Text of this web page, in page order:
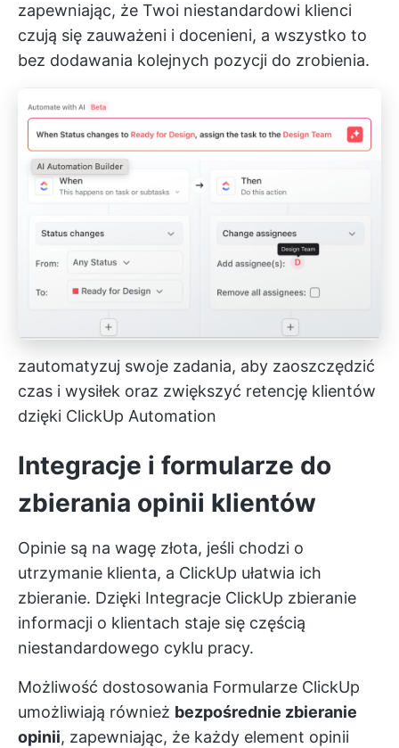
zapewniając, że Twoi niestandardowi klienci
czują się zauważeni i docenieni, a wszystko to
bez dodawania kolejnych pozycji do zrobienia.
zautomatyzuj swoje zadania, aby zaoszczędzić
czas i wysiłek oraz zwiększyć retencję klientów
dzięki ClickUp Automation
Integracje i formularze do
zbierania opinii klientów
Opinie są na wagę złota, jeśli chodzi o
utrzymanie klienta, a ClickUp ułatwia ich
zbieranie. Dzięki Integracje ClickUp zbieranie
informacji o klientach staje się częścią
niestandardowego cyklu pracy.
Możliwość dostosowania Formularze ClickUp
umożliwiają również bezpośrednie zbieranie
opinii, zapewniając, że każdy element opinii